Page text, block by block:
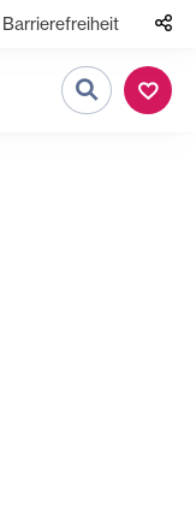
Barrierefreiheit
Suche